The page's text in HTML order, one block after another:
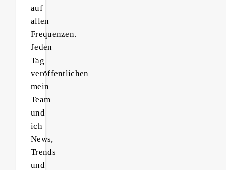
auf
allen
Frequenzen.
Jeden
Tag
veröffentlichen
mein
Team
und
ich
News,
Trends
und